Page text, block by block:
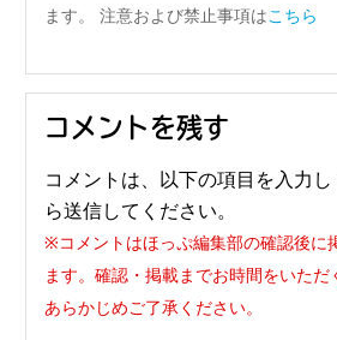
ます。 注意および禁止事項はこちら
コメントを残す
コメントは、以下の項目を入力
ら送信してください。
※コメントはほっぷ編集部の確認後に
ます。確認・掲載までお時間をいただ
あらかじめご了承ください。